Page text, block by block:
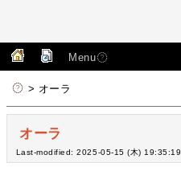
Menu
> オーラ
オーラ
Last-modified: 2025-05-15 (木) 19:35:19